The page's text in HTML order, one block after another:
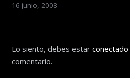
16 junio, 2008
Lo siento, debes estar conectado
comentario.